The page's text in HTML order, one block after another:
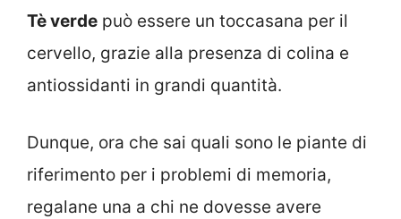
Tè verde può essere un toccasana per il
cervello, grazie alla presenza di colina e
antiossidanti in grandi quantità.
Dunque, ora che sai quali sono le piante di
riferimento per i problemi di memoria,
regalane una a chi ne dovesse avere